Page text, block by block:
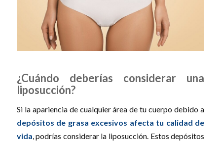
¿Cuándo deberías considerar una
liposucción?
Si la apariencia de cualquier área de tu cuerpo debido a
depósitos de grasa excesivos afecta tu calidad de
vida, podrías considerar la liposucción. Estos depósitos